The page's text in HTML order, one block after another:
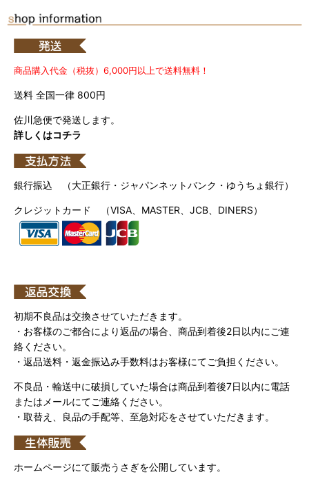
商品購入代金（税抜）6,000円以上で送料無料！
送料 全国一律 800円
佐川急便で発送します。
詳しくはコチラ
銀行振込 （大正銀行・ジャパンネットバンク・ゆうちょ銀行）
クレジットカード （VISA、MASTER、JCB、DINERS）
初期不良品は交換させていただきます。
・お客様のご都合により返品の場合、商品到着後2日以内にご連
絡ください。
・返品送料・返金振込み手数料はお客様にてご負担ください。
不良品・輸送中に破損していた場合は商品到着後7日以内に電話
またはメールにてご連絡ください。
・取替え、良品の手配等、至急対応をさせていただきます。
ホームページにて販売うさぎを公開しています。